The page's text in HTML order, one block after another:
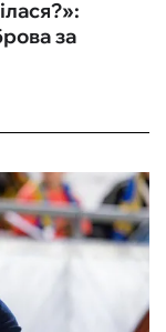
за